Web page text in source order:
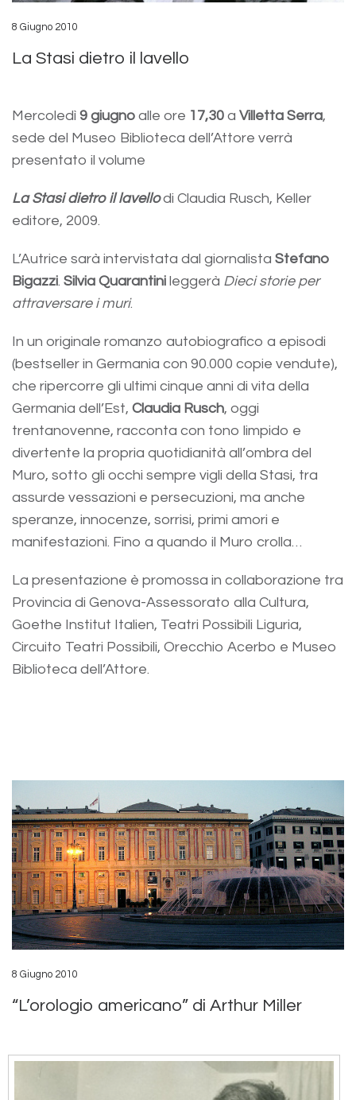
8 Giugno 2010
La Stasi dietro il lavello
Mercoledì 9 giugno alle ore 17,30 a Villetta Serra,
sede del Museo Biblioteca dell’Attore verrà
presentato il volume
La Stasi dietro il lavellodi Claudia Rusch, Keller
editore, 2009.
L’Autrice sarà intervistata dal giornalista Stefano
Bigazzi. Silvia Quarantini leggerà Dieci storie per
attraversare i muri.
In un originale romanzo autobiografico a episodi
(bestseller in Germania con 90.000 copie vendute),
che ripercorre gli ultimi cinque anni di vita della
Germania dell’Est, Claudia Rusch, oggi
trentanovenne, racconta con tono limpido e
divertente la propria quotidianità all’ombra del
Muro, sotto gli occhi sempre vigli della Stasi, tra
assurde vessazioni e persecuzioni, ma anche
speranze, innocenze, sorrisi, primi amori e
manifestazioni. Fino a quando il Muro crolla…
La presentazione è promossa in collaborazione tra
Provincia di Genova-Assessorato alla Cultura,
Goethe Institut Italien, Teatri Possibili Liguria,
Circuito Teatri Possibili, Orecchio Acerbo e Museo
Biblioteca dell’Attore.
8 Giugno 2010
“L’orologio americano” di Arthur Miller